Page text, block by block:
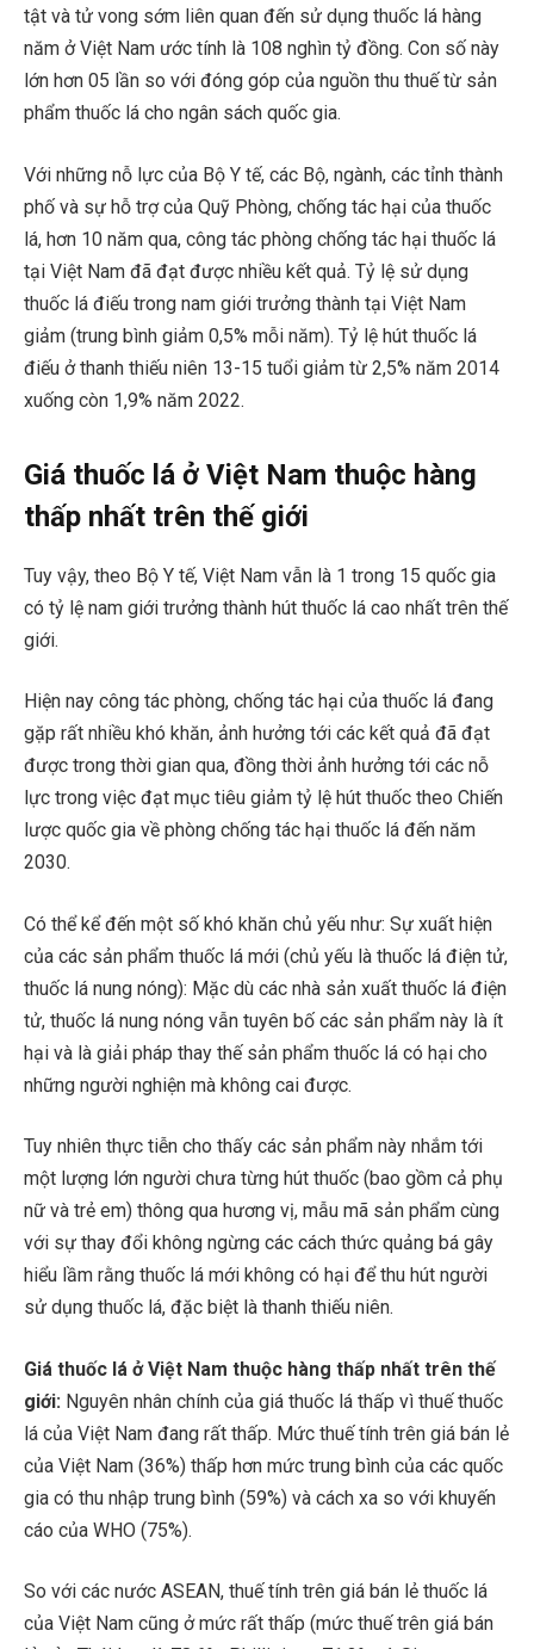
tật và tử vong sớm liên quan đến sử dụng thuốc lá hàng
năm ở Việt Nam ước tính là 108 nghìn tỷ đồng. Con số này
lớn hơn 05 lần so với đóng góp của nguồn thu thuế từ sản
phẩm thuốc lá cho ngân sách quốc gia.
Với những nỗ lực của Bộ Y tế, các Bộ, ngành, các tỉnh thành
phố và sự hỗ trợ của Quỹ Phòng, chống tác hại của thuốc
lá, hơn 10 năm qua, công tác phòng chống tác hại thuốc lá
tại Việt Nam đã đạt được nhiều kết quả. Tỷ lệ sử dụng
thuốc lá điếu trong nam giới trưởng thành tại Việt Nam
giảm (trung bình giảm 0,5% mỗi năm). Tỷ lệ hút thuốc lá
điếu ở thanh thiếu niên 13-15 tuổi giảm từ 2,5% năm 2014
xuống còn 1,9% năm 2022.
Giá thuốc lá ở Việt Nam thuộc hàng
thấp nhất trên thế giới
Tuy vậy, theo Bộ Y tế, Việt Nam vẫn là 1 trong 15 quốc gia
có tỷ lệ nam giới trưởng thành hút thuốc lá cao nhất trên thế
giới.
Hiện nay công tác phòng, chống tác hại của thuốc lá đang
gặp rất nhiều khó khăn, ảnh hưởng tới các kết quả đã đạt
được trong thời gian qua, đồng thời ảnh hưởng tới các nỗ
lực trong việc đạt mục tiêu giảm tỷ lệ hút thuốc theo Chiến
lược quốc gia về phòng chống tác hại thuốc lá đến năm
2030.
Có thể kể đến một số khó khăn chủ yếu như: Sự xuất hiện
của các sản phẩm thuốc lá mới (chủ yếu là thuốc lá điện tử,
thuốc lá nung nóng): Mặc dù các nhà sản xuất thuốc lá điện
tử, thuốc lá nung nóng vẫn tuyên bố các sản phẩm này là ít
hại và là giải pháp thay thế sản phẩm thuốc lá có hại cho
những người nghiện mà không cai được.
Tuy nhiên thực tiễn cho thấy các sản phẩm này nhắm tới
một lượng lớn người chưa từng hút thuốc (bao gồm cả phụ
nữ và trẻ em) thông qua hương vị, mẫu mã sản phẩm cùng
với sự thay đổi không ngừng các cách thức quảng bá gây
hiểu lầm rằng thuốc lá mới không có hại để thu hút người
sử dụng thuốc lá, đặc biệt là thanh thiếu niên.
Giá thuốc lá ở Việt Nam thuộc hàng thấp nhất trên thế
giới: Nguyên nhân chính của giá thuốc lá thấp vì thuế thuốc
lá của Việt Nam đang rất thấp. Mức thuế tính trên giá bán lẻ
của Việt Nam (36%) thấp hơn mức trung bình của các quốc
gia có thu nhập trung bình (59%) và cách xa so với khuyến
cáo của WHO (75%).
So với các nước ASEAN, thuế tính trên giá bán lẻ thuốc lá
của Việt Nam cũng ở mức rất thấp (mức thuế trên giá bán